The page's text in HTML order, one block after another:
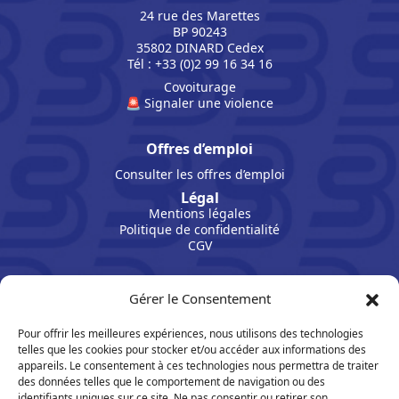
Gérer le Consentement
Pour offrir les meilleures expériences, nous utilisons des technologies
telles que les cookies pour stocker et/ou accéder aux informations des
appareils. Le consentement à ces technologies nous permettra de traiter
des données telles que le comportement de navigation ou des
24 rue des Marettes
BP 90243
35802 DINARD Cedex
Tél : +33 (0)2 99 16 34 16
Covoiturage
🚨 Signaler une violence
Offres d’emploi
Consulter les offres d’emploi
Légal
Mentions légales
Politique de confidentialité
CGV